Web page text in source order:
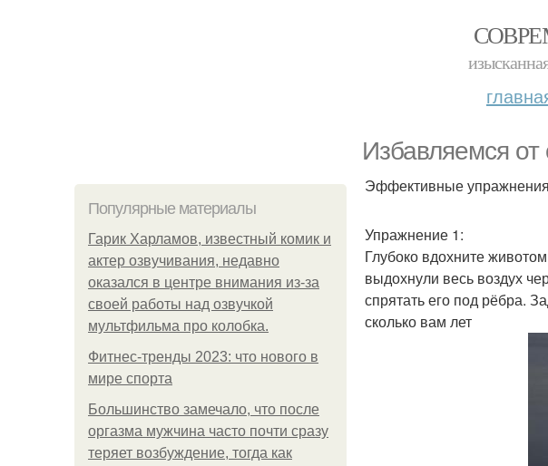
Избавляемся
Популярные материалы
Гарик Харламов, известный комик и
актер озвучивания, недавно
оказался в центре внимания из-за
своей работы над озвучкой
мультфильма про колобка.
Фитнес-тренды 2023: что нового в
мире спорта
Большинство замечало, что после
оргазма мужчина часто почти сразу
теряет возбуждение, тогда как
Эффективные
Упражнение 1:
Глубоко вдохните
выдохнули весь воздух
спрятать его под рёбра.
сколько вам лет